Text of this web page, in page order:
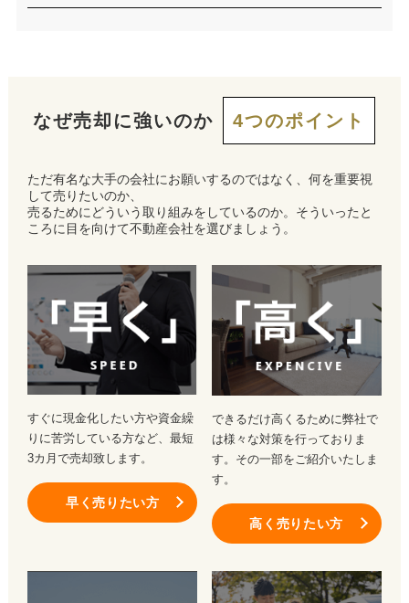
なぜ売却に強いのか 4つのポイント
ただ有名な大手の会社にお願いするのではなく、何を重要視
して売りたいのか、
売るためにどういう取り組みをしているのか。そういったと
ころに目を向けて不動産会社を選びましょう。
すぐに現金化したい方や資金繰
りに苦労している方など、最短
3カ月で売却致します。
早く売りたい方
できるだけ高くるために弊社で
は様々な対策を行っておりま
す。その一部をご紹介いたしま
す。
高く売りたい方